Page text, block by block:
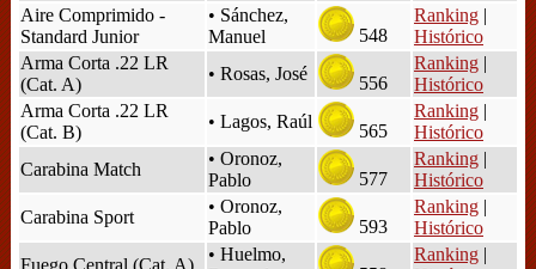
Aire Comprimido -
Standard Junior
• Sánchez,
Manuel
548
Ranking |
Histórico
Arma Corta .22 LR
(Cat. A)
• Rosas, José 556
Ranking |
Histórico
Arma Corta .22 LR
(Cat. B)
• Lagos, Raúl 565
Ranking |
Histórico
Carabina Match
• Oronoz,
Pablo
577
Ranking |
Histórico
Carabina Sport
• Oronoz,
Pablo
593
Ranking |
Histórico
Fuego Central (Cat. A)
• Huelmo,
Ranking |